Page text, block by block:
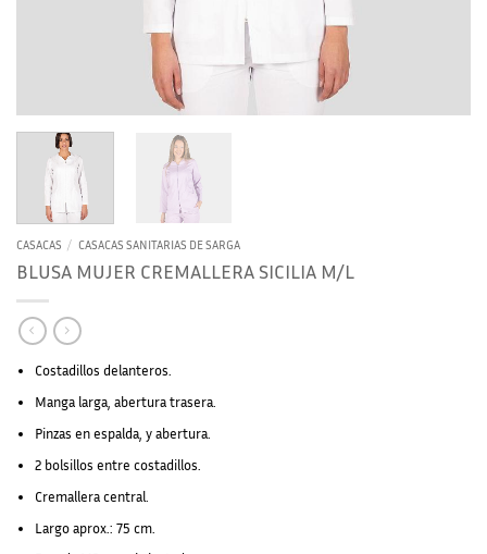
CASACAS / CASACAS SANITARIAS DE SARGA
BLUSA MUJER CREMALLERA SICILIA M/L
Costadillos delanteros.
Manga larga, abertura trasera.
Pinzas en espalda, y abertura.
2 bolsillos entre costadillos.
Cremallera central.
Largo aprox.: 75 cm.